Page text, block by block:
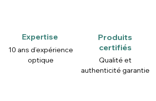
Tangente
Entre 50° et
Entre
63°
Expertise
10 ans d’expérience
optique
Produits
certifiés
Qualité et
authenticité garantie